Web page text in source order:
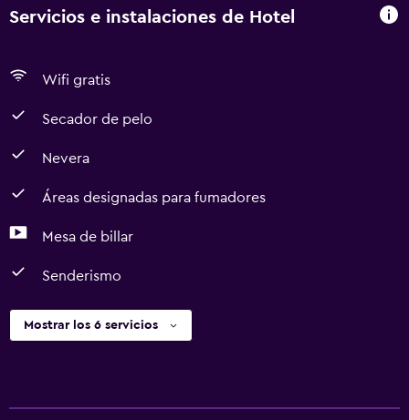
Servicios e instalaciones de Hotel
Wifi gratis
Secador de pelo
Nevera
Áreas designadas para fumadores
Mesa de billar
Senderismo
Mostrar los 6 servicios